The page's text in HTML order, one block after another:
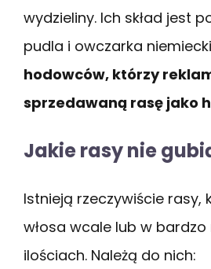
wydzieliny. Ich skład jest
pudla i owczarka
hodowców, którzy
sprzedawaną rasę jako
Jakie rasy nie
Istnieją rzeczywiście rasy,
włosa wcale lub w bardzo
ilościach. Należą do nich: